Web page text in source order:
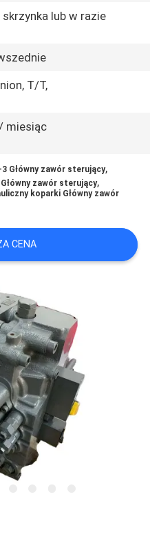
skrzynka lub w razie
T/T,
miesiąc
Główny zawór sterujący,
zawór sterujący,
koparki Główny zawór
CENA